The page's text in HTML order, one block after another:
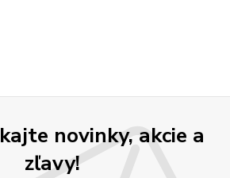
novinky, akcie a
zľavy!